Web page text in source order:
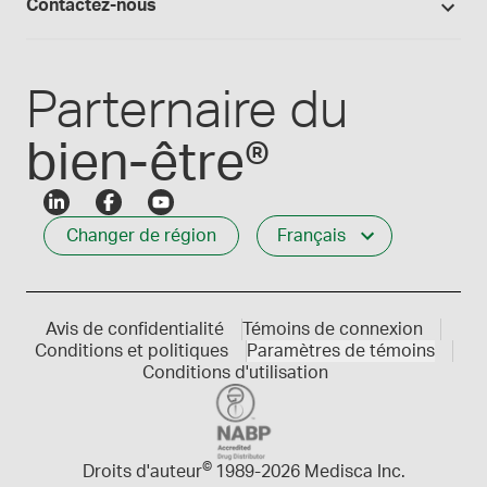
Contactez-nous
1-800-665-6334
Parternaire du
bien-être®
Changer de région Français
Droits d'auteur© 1989-2026 Medisca Inc.
Avis de confidentialité
Témoins de connexion
Conditions et politiques
Paramètres de témoins
Conditions d'utilisation